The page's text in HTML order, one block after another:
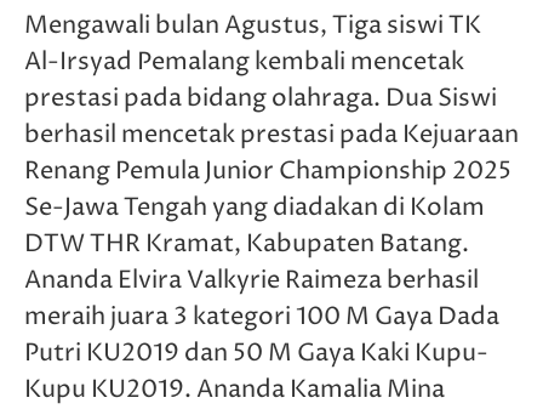
Mengawali bulan Agustus, Tiga siswi TK
Al-Irsyad Pemalang kembali mencetak
prestasi pada bidang olahraga. Dua Siswi
berhasil mencetak prestasi pada Kejuaraan
Renang Pemula Junior Championship 2025
Se-Jawa Tengah yang diadakan di Kolam
DTW THR Kramat, Kabupaten Batang.
Ananda Elvira Valkyrie Raimeza berhasil
meraih juara 3 kategori 100 M Gaya Dada
Putri KU2019 dan 50 M Gaya Kaki Kupu-
Kupu KU2019. Ananda Kamalia Mina